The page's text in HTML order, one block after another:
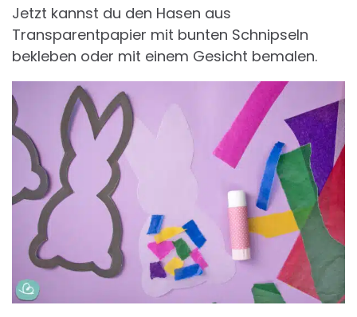
Jetzt kannst du den Hasen aus
Transparentpapier mit bunten Schnipseln
bekleben oder mit einem Gesicht bemalen.